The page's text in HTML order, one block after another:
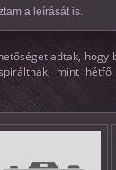
a leírását is.
adtak, hogy
mint